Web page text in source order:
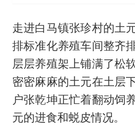
走进白马镇张珍村的土
排标准化养殖车间整齐
层层养殖架上铺满了松
密密麻麻的土元在土层
户张乾坤正忙着翻动饲
元的进食和蜕皮情况。